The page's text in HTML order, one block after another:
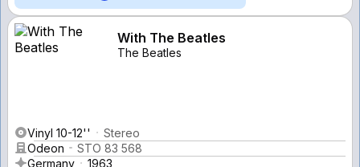
With The Beatles
The Beatles
Vinyl 10-12''
Stereo
Odeon
STO 83 568
Germany
1963